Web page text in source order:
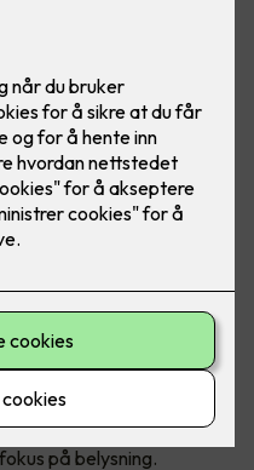
et komplekst
skal dekkes.
på belysning.